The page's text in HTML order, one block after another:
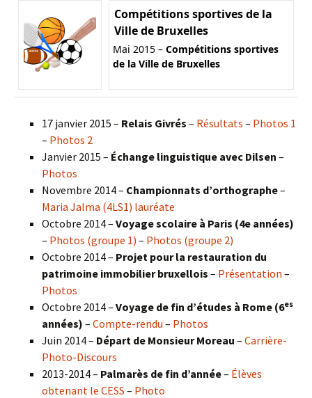
Compétitions sportives de la
Ville de Bruxelles
Mai 2015 – Compétitions sportives
de la Ville de Bruxelles
17 janvier 2015 – Relais Givrés – Résultats – Photos 1
– Photos 2
Janvier 2015 – Échange linguistique avec Dilsen –
Photos
Novembre 2014 – Championnats d’orthographe–
Maria Jalma (4LS1) lauréate
Octobre 2014 – Voyage scolaire à Paris (4e années)
– Photos (groupe 1) – Photos (groupe 2)
Octobre 2014 – Projet pour la restauration du
patrimoine immobilier bruxellois – Présentation –
Photos
Octobre 2014 – Voyage de fin d’études à Rome (6es
années) – Compte-rendu – Photos
Juin 2014 – Départ de Monsieur Moreau – Carrière-
Photo-Discours
2013-2014 – Palmarès de fin d’année– Élèves
obtenant le CESS – Photo